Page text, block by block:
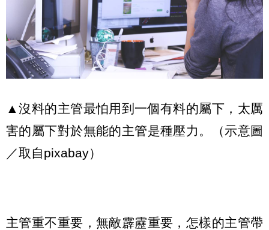
▲沒料的主管最怕用到一個有料的屬下，太厲
害的屬下對於無能的主管是種壓力。（示意圖
／取自pixabay）
主管重不重要，無敵霹靂重要，怎樣的主管帶